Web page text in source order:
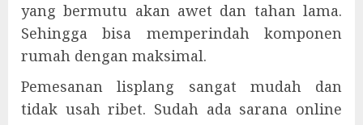
yang bermutu akan awet dan tahan lama.
Sehingga bisa memperindah komponen
rumah dengan maksimal.
Pemesanan lisplang sangat mudah dan
tidak usah ribet. Sudah ada sarana online